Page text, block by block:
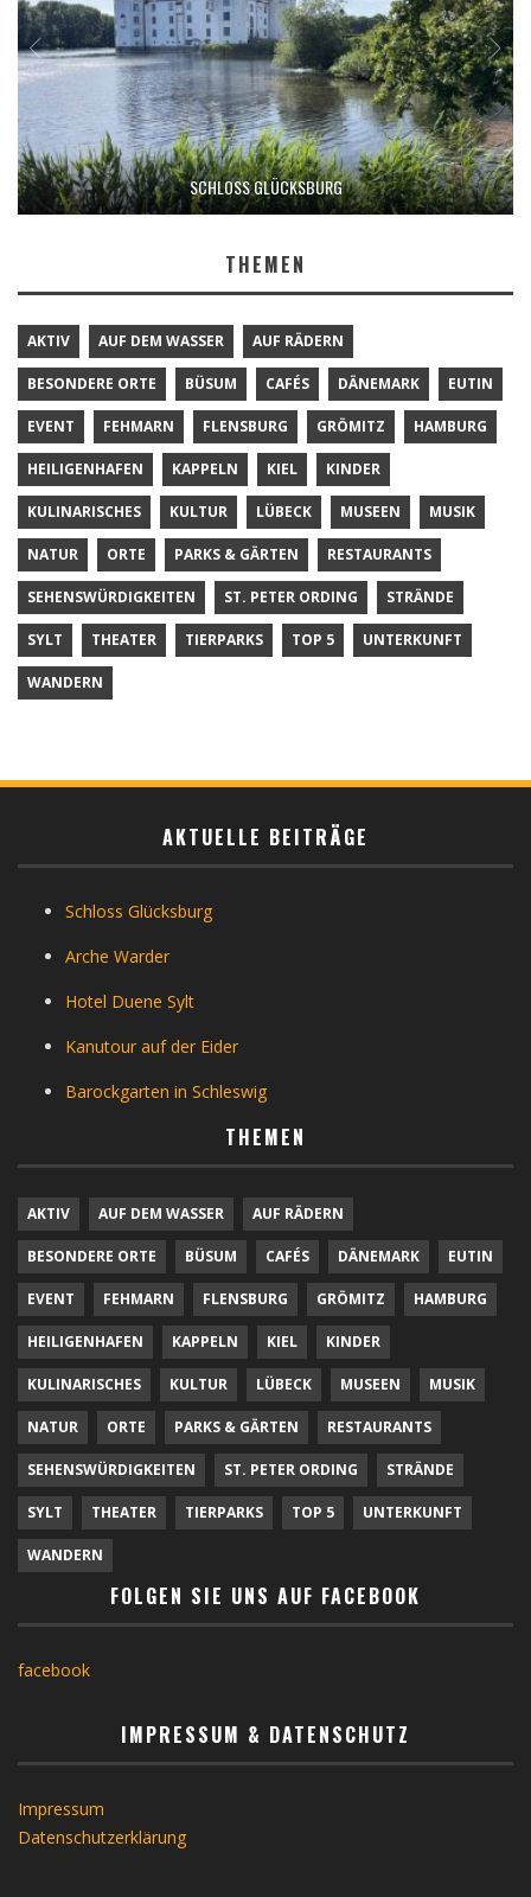
SCHLOSS GLÜCKSBURG
THEMEN
AKTIV AUF DEM WASSER AUF RÄDERN
BESONDERE ORTE BÜSUM CAFÉS DÄNEMARK EUTIN
EVENT FEHMARN FLENSBURG GRÖMITZ HAMBURG
HEILIGENHAFEN KAPPELN KIEL KINDER
KULINARISCHES KULTUR LÜBECK MUSEEN MUSIK
NATUR ORTE PARKS & GÄRTEN RESTAURANTS
SEHENSWÜRDIGKEITEN ST. PETER ORDING STRÄNDE
SYLT THEATER TIERPARKS TOP 5 UNTERKUNFT
WANDERN
AKTUELLE BEITRÄGE
Schloss Glücksburg
Arche Warder
Hotel Duene Sylt
Kanutour auf der Eider
Barockgarten in Schleswig
THEMEN
AKTIV AUF DEM WASSER AUF RÄDERN
BESONDERE ORTE BÜSUM CAFÉS DÄNEMARK EUTIN
EVENT FEHMARN FLENSBURG GRÖMITZ HAMBURG
HEILIGENHAFEN KAPPELN KIEL KINDER
KULINARISCHES KULTUR LÜBECK MUSEEN MUSIK
NATUR ORTE PARKS & GÄRTEN RESTAURANTS
SEHENSWÜRDIGKEITEN ST. PETER ORDING STRÄNDE
SYLT THEATER TIERPARKS TOP 5 UNTERKUNFT
WANDERN
FOLGEN SIE UNS AUF FACEBOOK
facebook
IMPRESSUM & DATENSCHUTZ
Impressum
Datenschutzerklärung